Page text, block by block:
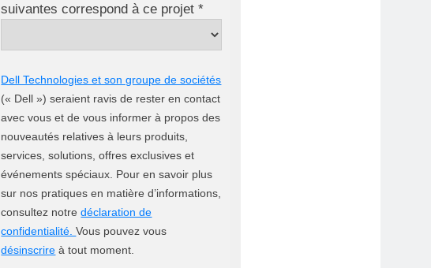
suivantes correspond à ce projet *
Dell Technologies et son groupe de sociétés
(« Dell ») seraient ravis de rester en contact
avec vous et de vous informer à propos des
nouveautés relatives à leurs produits,
services, solutions, offres exclusives et
événements spéciaux. Pour en savoir plus
sur nos pratiques en matière d’informations,
consultez notredéclaration de
confidentialité.Vous pouvez vous
désinscrire à tout moment.